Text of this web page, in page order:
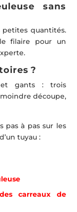
sans
petites quantités.
filaire pour un
?
et gants : trois
découpe,
pas à pas sur les
tuyau :
carreaux de